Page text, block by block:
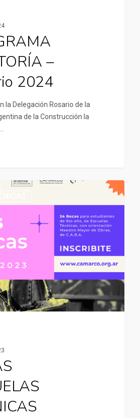
–
2024
la Delegación Rosario de la
de la Construcción la